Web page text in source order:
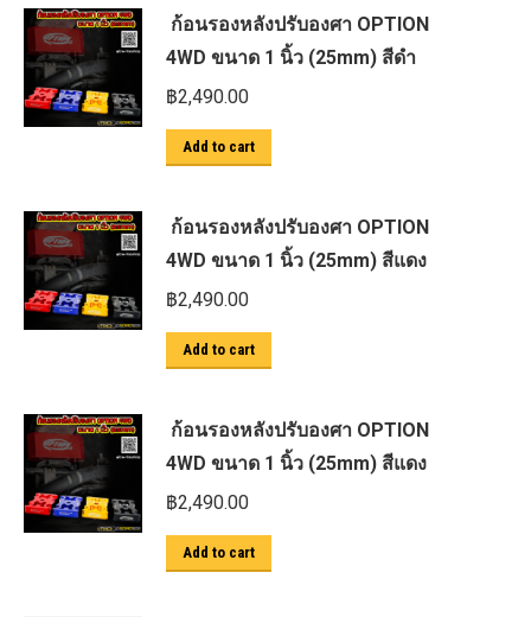
ก้อนรองหลังปรับองศา OPTION
4WD ขนาด 1 นิ้ว (25mm) สีดำ
฿2,490.00
Add to cart
ก้อนรองหลังปรับองศา OPTION
4WD ขนาด 1 นิ้ว (25mm) สีแดง
฿2,490.00
Add to cart
ก้อนรองหลังปรับองศา OPTION
4WD ขนาด 1 นิ้ว (25mm) สีแดง
฿2,490.00
Add to cart